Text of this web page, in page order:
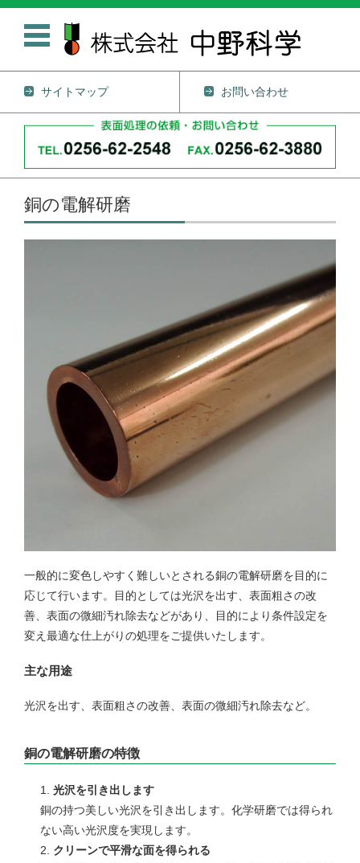
サイトマップ お問い合わせ
コンテンツに移動
銅の電解研磨
一般的に変色しやすく難しいとされる銅の電解研磨を目的に
応じて行います。目的としては光沢を出す、表面粗さの改
善、表面の微細汚れ除去などがあり、目的により条件設定を
変え最適な仕上がりの処理をご提供いたします。
主な用途
光沢を出す、表面粗さの改善、表面の微細汚れ除去など。
銅の電解研磨の特徴
光沢を引き出します
銅の持つ美しい光沢を引き出します。化学研磨では得られ
ない高い光沢度を実現します。
クリーンで平滑な面を得られる